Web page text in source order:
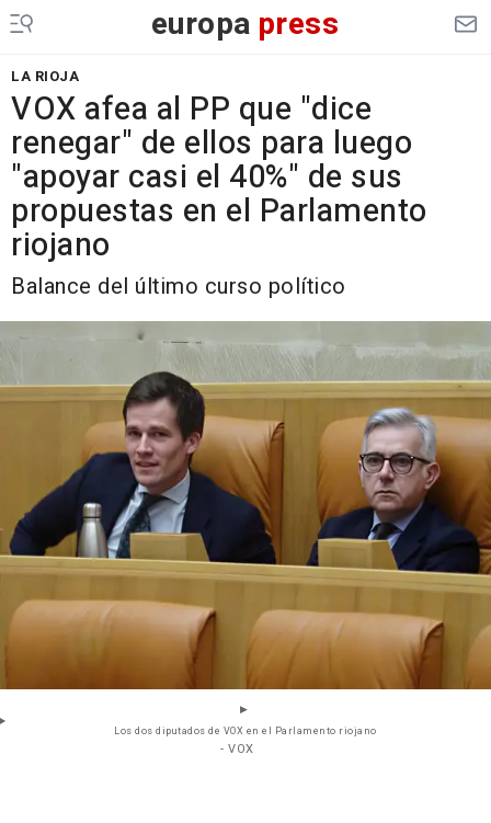
europa press
LA RIOJA
VOX afea al PP que "dice
renegar" de ellos para luego
"apoyar casi el 40%" de sus
propuestas en el Parlamento
riojano
Balance del último curso político
Los dos diputados de VOX en el Parlamento riojano
- VOX